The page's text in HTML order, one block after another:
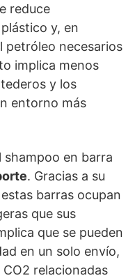
reduce
y, en
petróleo necesarios
implica menos
y los
entorno más
en barra
. Gracias a su
barras ocupan
que sus
que se pueden
en un solo envío,
relacionadas